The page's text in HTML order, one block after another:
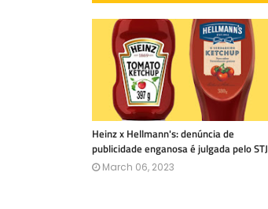
Heinz x Hellmann's: denúncia de
publicidade enganosa é julgada pelo STJ
March 06, 2023